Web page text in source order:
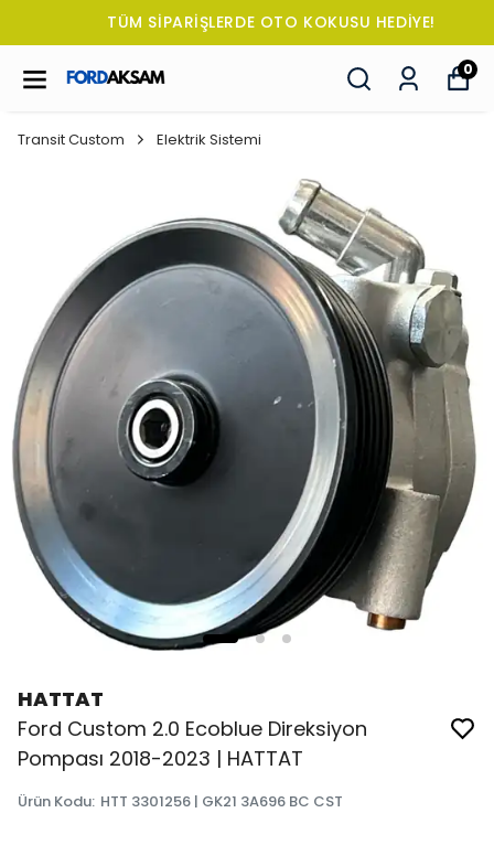
TÜM SİPARİŞLERDE OTO KOKUSU HEDİYE!
0
Transit Custom Elektrik Sistemi
HATTAT
Ford Custom 2.0 Ecoblue Direksiyon
Pompası 2018-2023 | HATTAT
Ürün Kodu: HTT 3301256 | GK21 3A696 BC CST